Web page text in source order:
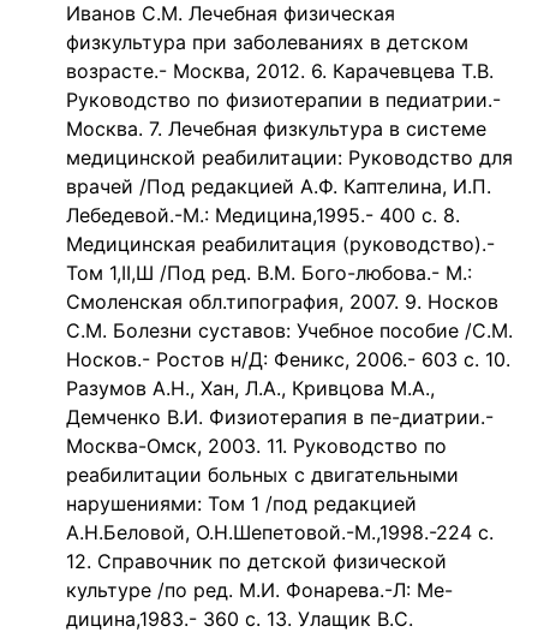
Иванов С.М. Лечебная физическая
физкультура при заболеваниях в детском
возрасте.- Москва, 2012. 6. Карачевцева Т.В.
Руководство по физиотерапии в педиатрии.-
Москва. 7. Лечебная физкультура в системе
медицинской реабилитации: Руководство для
врачей /Под редакцией А.Ф. Каптелина, И.П.
Лебедевой.-М.: Медицина,1995.- 400 с. 8.
Медицинская реабилитация (руководство).-
Том 1,ΙΙ,Ш /Под ред. В.М. Бого-любова.- М.:
Смоленская обл.типография, 2007. 9. Носков
С.М. Болезни суставов: Учебное пособие /С.М.
Носков.- Ростов н/Д: Феникс, 2006.- 603 с. 10.
Разумов А.Н., Хан, Л.А., Кривцова М.А.,
Демченко В.И. Физиотерапия в пе-диатрии.-
Москва-Омск, 2003. 11. Руководство по
реабилитации больных с двигательными
нарушениями: Том 1 /под редакцией
А.Н.Беловой, О.Н.Шепетовой.-М.,1998.-224 с.
12. Справочник по детской физической
культуре /по ред. М.И. Фонарева.-Л: Ме-
дицина,1983.- 360 с. 13. Улащик B.C.